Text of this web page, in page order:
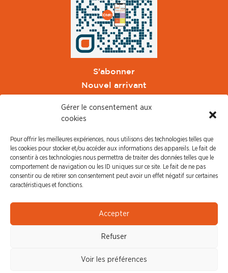
Gérer le consentement aux
cookies
Pour offrir les meilleures expériences, nous utilisons des technologies telles que
les cookies pour stocker et/ou accéder aux informations des appareils. Le fait de
consentir à ces technologies nous permettra de traiter des données telles que le
comportement de navigation ou les ID uniques sur ce site. Le fait de ne pas
consentir ou de retirer son consentement peut avoir un effet négatif sur certaines
caractéristiques et fonctions.
Accepter
Refuser
Voir les préférences
S'abonner
Nouvel arrivant
CFDT Cadres
CFDT Retraités
L'UFFA
PRESSE
Communiqué de Presse
Revue de Presse